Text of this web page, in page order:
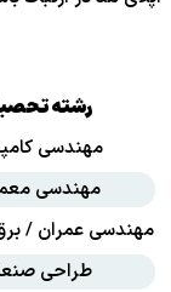
رشته
مهندسی
مهندسی
مهندسی عمران /
طراحی